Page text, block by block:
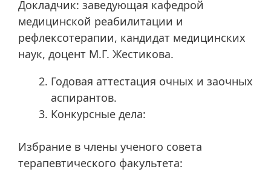
Докладчик: заведующая кафедрой
медицинской реабилитации и
рефлексотерапии, кандидат медицинских
наук, доцент М.Г. Жестикова.
Годовая аттестация очных и заочных
аспирантов.
Конкурсные дела:
Избрание в члены ученого совета
терапевтического факультета: